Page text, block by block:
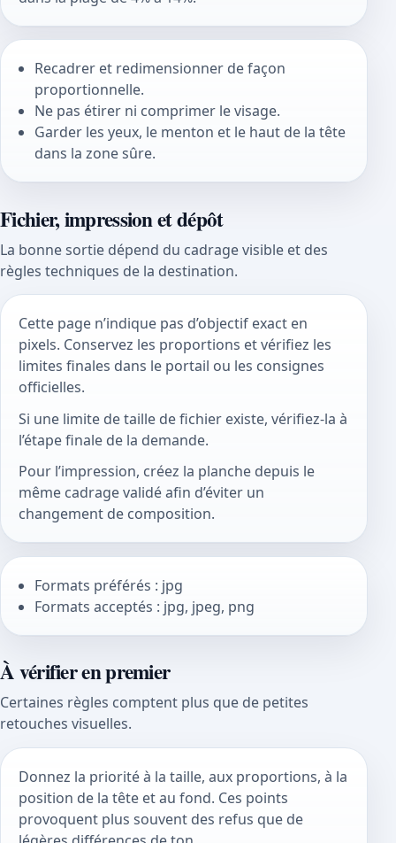
Recadrer et redimensionner de façon
proportionnelle.
Ne pas étirer ni comprimer le visage.
Garder les yeux, le menton et le haut de la tête
dans la zone sûre.
Fichier, impression et dépôt
La bonne sortie dépend du cadrage visible et des
règles techniques de la destination.
Cette page n’indique pas d’objectif exact en
pixels. Conservez les proportions et vérifiez les
limites finales dans le portail ou les consignes
officielles.
Si une limite de taille de fichier existe, vérifiez-la à
l’étape finale de la demande.
Pour l’impression, créez la planche depuis le
même cadrage validé afin d’éviter un
changement de composition.
Formats préférés : jpg
Formats acceptés : jpg, jpeg, png
À vérifier en premier
Certaines règles comptent plus que de petites
retouches visuelles.
Donnez la priorité à la taille, aux proportions, à la
position de la tête et au fond. Ces points
provoquent plus souvent des refus que de